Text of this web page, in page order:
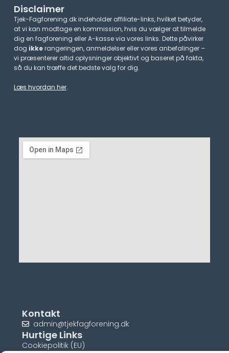
Disclaimer
Tjek-Fagforening.dk indeholder affiliate-links, hvilket betyder,
at vi kan modtage en kommission, hvis du vælger at tilmelde
dig en fagforening eller A-kasse via vores links. Dette påvirker
dog ikkerangeringen, anmeldelser eller vores anbefalinger –
vi præsenterer altid oplysninger objektivt og baseret på fakta,
så du kan træffe det bedste valg for dig.
Læs hvordan her.
Kontakt
admin@tjekfagforening.dk
Hurtige Links
Cookiepolitik (EU)